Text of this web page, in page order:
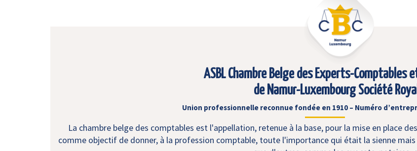
ASBL Chambre Belge des Experts-Comptables
de Namur-Luxembourg Société
Union professionnelle reconnue fondée en 1910 – Numéro
La chambre belge des comptables est l'appellation, retenue à la base, pour la mise en place
comme objectif de donner, à la profession comptable, toute l'importance qui était la sienne